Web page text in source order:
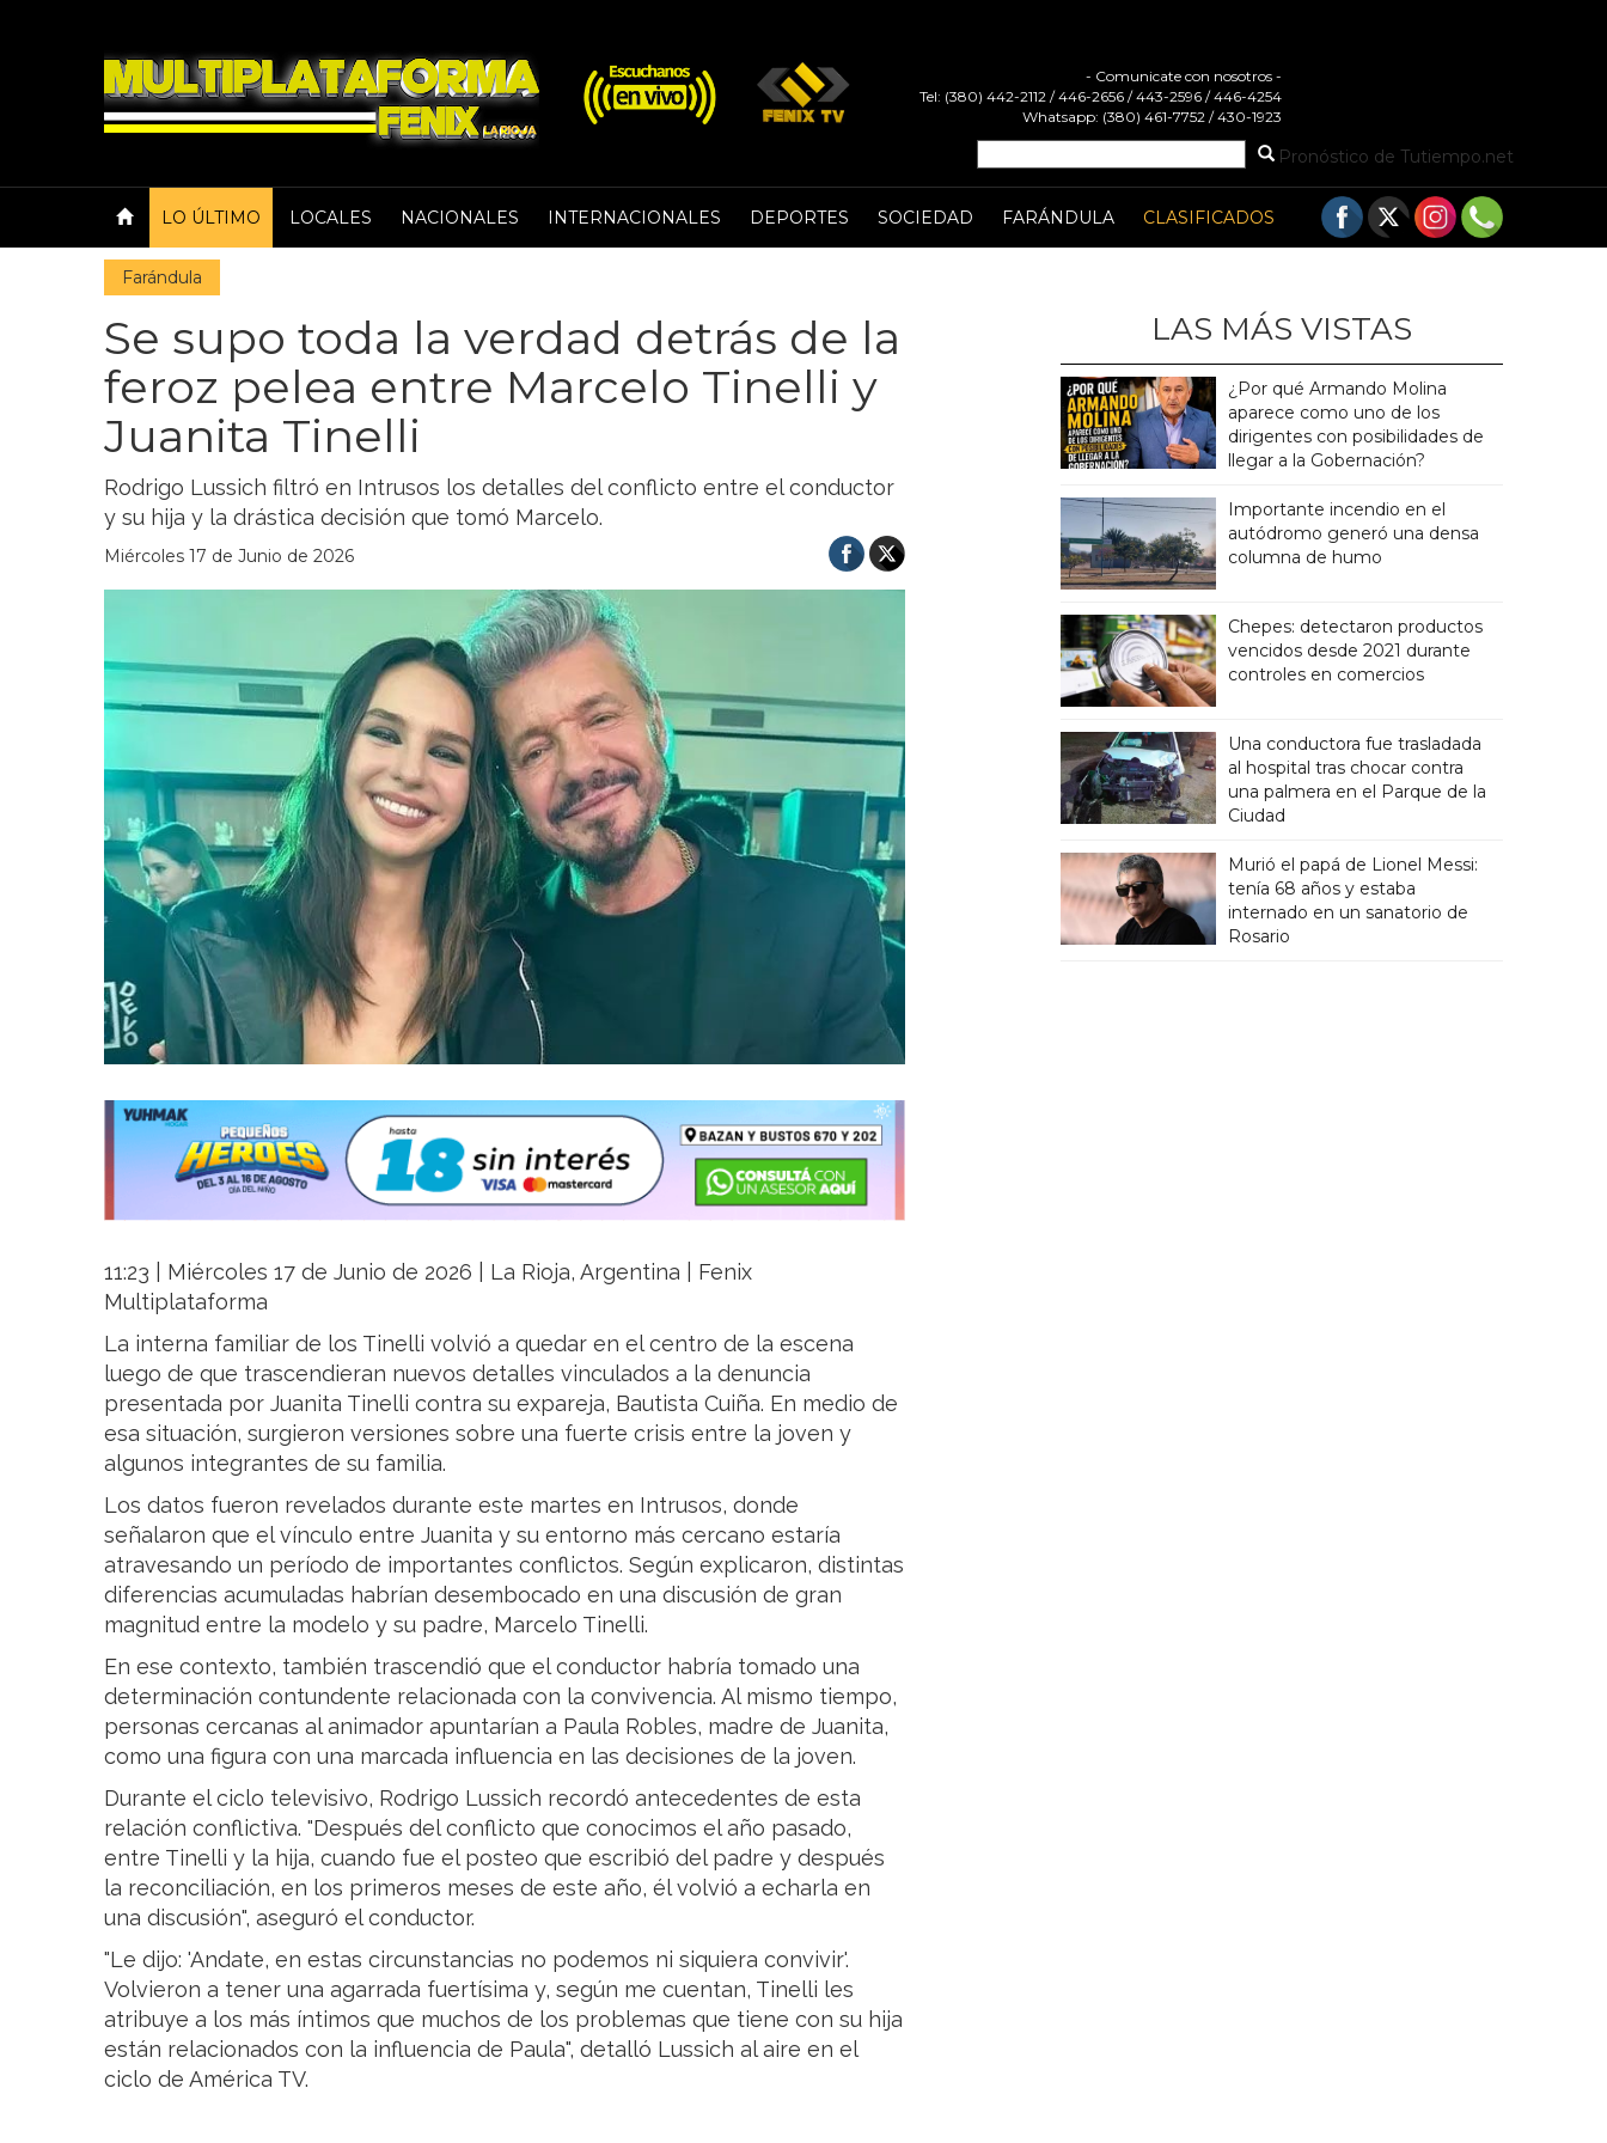
- Comunicate con nosotros -
Tel: (380) 442-2112 / 446-2656 / 443-2596 / 446-4254
Whatsapp: (380) 461-7752 / 430-1923
Pronóstico de Tutiempo.net
LO ÚLTIMO LOCALES NACIONALES INTERNACIONALES DEPORTES SOCIEDAD FARÁNDULA CLASIFICADOS
Farándula
Se supo toda la verdad detrás de la
feroz pelea entre Marcelo Tinelli y
Juanita Tinelli
Rodrigo Lussich filtró en Intrusos los detalles del conflicto entre el conductor
y su hija y la drástica decisión que tomó Marcelo.
Miércoles 17 de Junio de 2026
11:23 | Miércoles 17 de Junio de 2026 | La Rioja, Argentina | Fenix
Multiplataforma
La interna familiar de los Tinelli volvió a quedar en el centro de la escena
luego de que trascendieran nuevos detalles vinculados a la denuncia
presentada por Juanita Tinelli contra su expareja, Bautista Cuiña. En medio de
esa situación, surgieron versiones sobre una fuerte crisis entre la joven y
algunos integrantes de su familia.
Los datos fueron revelados durante este martes en Intrusos, donde
señalaron que el vínculo entre Juanita y su entorno más cercano estaría
atravesando un período de importantes conflictos. Según explicaron, distintas
diferencias acumuladas habrían desembocado en una discusión de gran
magnitud entre la modelo y su padre, Marcelo Tinelli.
En ese contexto, también trascendió que el conductor habría tomado una
determinación contundente relacionada con la convivencia. Al mismo tiempo,
personas cercanas al animador apuntarían a Paula Robles, madre de Juanita,
como una figura con una marcada influencia en las decisiones de la joven.
Durante el ciclo televisivo, Rodrigo Lussich recordó antecedentes de esta
relación conflictiva. "Después del conflicto que conocimos el año pasado,
entre Tinelli y la hija, cuando fue el posteo que escribió del padre y después
la reconciliación, en los primeros meses de este año, él volvió a echarla en
una discusión", aseguró el conductor.
"Le dijo: 'Andate, en estas circunstancias no podemos ni siquiera convivir'.
Volvieron a tener una agarrada fuertísima y, según me cuentan, Tinelli les
atribuye a los más íntimos que muchos de los problemas que tiene con su hija
están relacionados con la influencia de Paula", detalló Lussich al aire en el
ciclo de América TV.
LAS MÁS VISTAS
¿Por qué Armando Molina
aparece como uno de los
dirigentes con posibilidades de
llegar a la Gobernación?
Importante incendio en el
autódromo generó una densa
columna de humo
Chepes: detectaron productos
vencidos desde 2021 durante
controles en comercios
Una conductora fue trasladada
al hospital tras chocar contra
una palmera en el Parque de la
Ciudad
Murió el papá de Lionel Messi:
tenía 68 años y estaba
internado en un sanatorio de
Rosario